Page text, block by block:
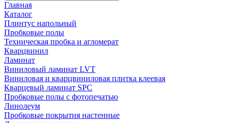
Главная
Каталог
Плинтус напольный
Пробковые полы
Техническая пробка и агломерат
Кварцвинил
Ламинат
Виниловый ламинат LVT
Виниловая и кварцвиниловая плитка клеевая
Кварцевый ламинат SPC
Пробковые полы с фотопечатью
Линолеум
Пробковые покрытия настенные